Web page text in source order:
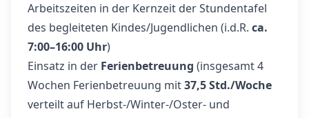
Arbeitszeiten in der Kernzeit der Stundentafel
des begleiteten Kindes/Jugendlichen (i.d.R. ca.
7:00–16:00 Uhr)
Einsatz in der Ferienbetreuung (insgesamt 4
Wochen Ferienbetreuung mit37,5 Std./Woche
verteilt auf Herbst-/Winter-/Oster- und